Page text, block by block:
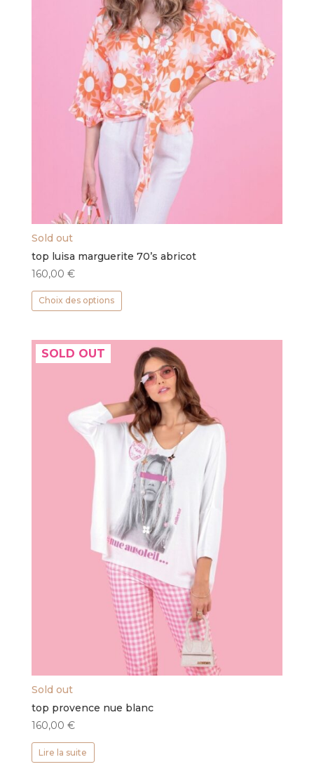
Sold out
top luisa marguerite 70’s abricot
160,00 €
Choix des options
Ce
plusieurs
variations.
Les
options
peuvent
être
choisies
sur
page
du
produit
SOLD OUT
Sold out
top provence nue blanc
160,00 €
Lire la suite